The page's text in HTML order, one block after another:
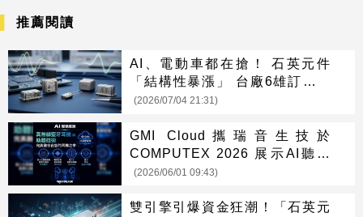
推薦閱讀
AI、電動車都在搶！ 石英元件
「結構性暴漲」 台廠6雄訂單排
到明年
(2026/07/04 21:31)
GMI Cloud攜瑞音生技於
COMPUTEX 2026 展示AI聽覺
系統應用
(2026/06/01 09:43)
雙引擎引爆資金狂潮！「石英元